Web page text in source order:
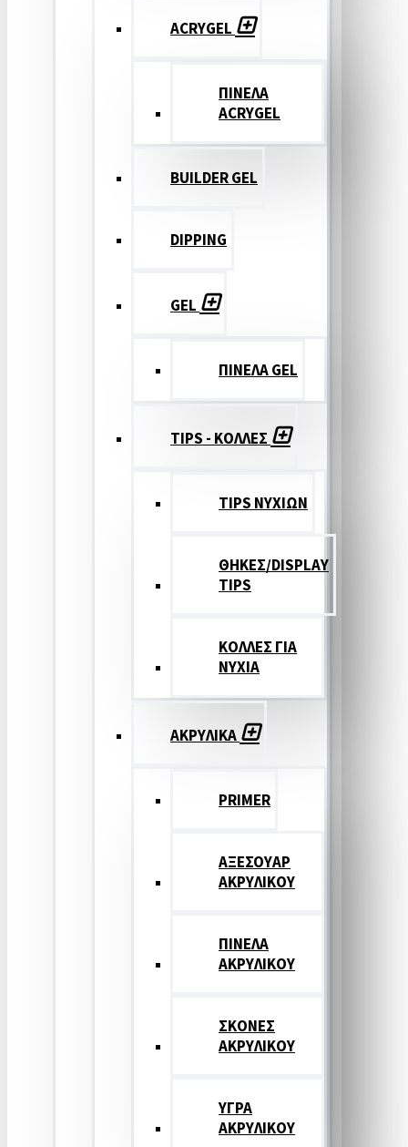
ACRYGEL
ΠΙΝΕΛΑ
ACRYGEL
BUILDER GEL
DIPPING
GEL
ΠΙΝΕΛΑ GEL
TIPS - ΚΟΛΛΕΣ
TIPS ΝΥΧΙΩΝ
ΘΗΚΕΣ/DISPLAY
TIPS
ΚΟΛΛΕΣ ΓΙΑ
ΝΥΧΙΑ
ΑΚΡΥΛΙΚΑ
PRIMER
ΑΞΕΣΟΥΑΡ
ΑΚΡΥΛΙΚΟΥ
ΠΙΝΕΛΑ
ΑΚΡΥΛΙΚΟΥ
ΣΚΟΝΕΣ
ΑΚΡΥΛΙΚΟΥ
ΥΓΡΑ
ΑΚΡΥΛΙΚΟΥ